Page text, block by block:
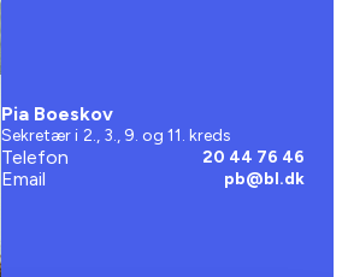
Pia Boeskov
Sekretær i 2., 3., 9. og 11. kreds
Telefon 20 44 76 46
Email pb@bl.dk